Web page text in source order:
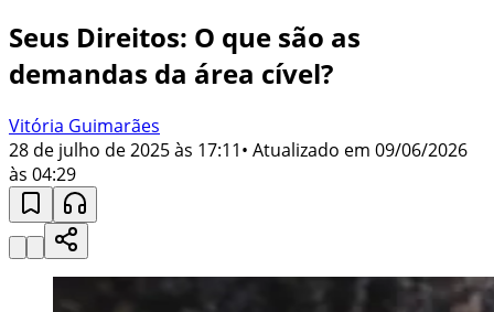
Seus Direitos: O que são as
demandas da área cível?
Vitória Guimarães
28 de julho de 2025 às 17:11• Atualizado em 09/06/2026
às 04:29